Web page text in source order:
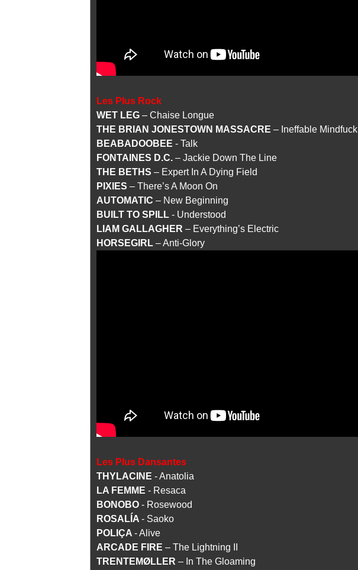
Les Plus Rock
WET LEG – Chaise Longue
THE BRIAN JONESTOWN MASSACRE – Ineffable Mindfuck
BEABADOOBEE - Talk
FONTAINES D.C. – Jackie Down The Line
THE BETHS – Expert In A Dying Field
PIXIES – There’s A Moon On
AUTOMATIC – New Beginning
BUILT TO SPILL - Understood
LIAM GALLAGHER – Everything’s Electric
HORSEGIRL – Anti-Glory
Les Plus Dansantes
THYLACINE - Anatolia
LA FEMME - Resaca
BONOBO - Rosewood
ROSALÍA - Saoko
POLIÇA - Alive
ARCADE FIRE – The Lightning II
TRENTEMØLLER – In The Gloaming